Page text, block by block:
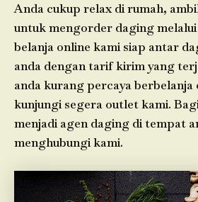
Anda cukup relax di rumah,
untuk mengorder daging
belanja online kami siap antar
anda dengan tarif kirim yang
anda kurang percaya berbelanja
kunjungi segera outlet kami.
menjadi agen daging di tempat
menghubungi kami.